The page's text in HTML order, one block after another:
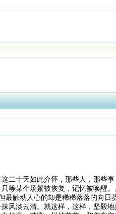
二十天如此介怀，那些人，那些
等某个场景被恢复，记忆被唤醒。
触动人心的却是稀稀落落的向
风淡云清。就这样，这样，坚毅